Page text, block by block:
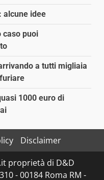
alcune idee
caso puoi
a tutti migliaia
1000 euro di
Disclaimer
proprietà di D&D
- 00184 Roma RM -